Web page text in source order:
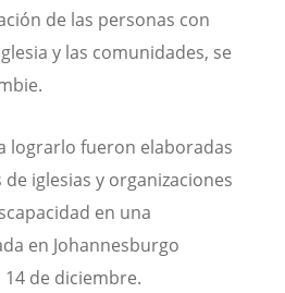
de las personas con
y las comunidades, se
lograrlo fueron elaboradas
iglesias y organizaciones
en una
en Johannesburgo
14 de diciembre.